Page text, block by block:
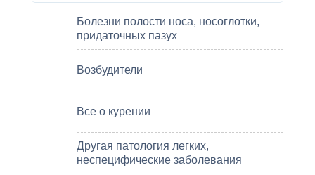
Болезни полости носа, носоглотки,
придаточных пазух
Возбудители
Все о курении
Другая патология легких,
неспецифические заболевания